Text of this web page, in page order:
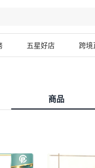
五星好店 跨境
商品